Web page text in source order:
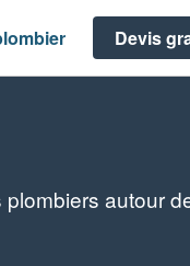
Devis
autour